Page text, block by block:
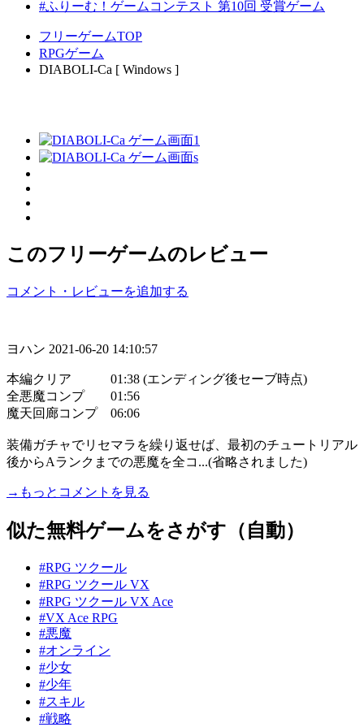
#ふりーむ！ゲームコンテスト 第10回 受賞ゲーム
フリーゲームTOP
RPGゲーム
DIABOLI-Ca [ Windows ]
このフリーゲームのレビュー
コメント・レビューを追加する
ヨハン 2021-06-20 14:10:57
本編クリア 01:38 (エンディング後セーブ時点)
全悪魔コンプ 01:56
魔天回廊コンプ 06:06
装備ガチャでリセマラを繰り返せば、最初のチュートリアル
後からAランクまでの悪魔を全コ...(省略されました)
→もっとコメントを見る
似た無料ゲームをさがす（自動）
#RPG ツクール
#RPG ツクール VX
#RPG ツクール VX Ace
#VX Ace RPG
#悪魔
#オンライン
#少女
#少年
#スキル
#戦略